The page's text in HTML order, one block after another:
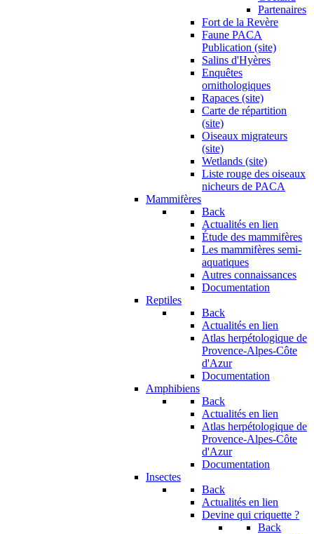
Partenaires
Fort de la Revère
Faune PACA
Publication (site)
Salins d'Hyères
Enquêtes
ornithologiques
Rapaces (site)
Carte de répartition
(site)
Oiseaux migrateurs
(site)
Wetlands (site)
Liste rouge des oiseaux
nicheurs de PACA
Mammifères
Back
Actualités en lien
Étude des mammifères
Les mammifères semi-
aquatiques
Autres connaissances
Documentation
Reptiles
Back
Actualités en lien
Atlas herpétologique de
Provence-Alpes-Côte
d'Azur
Documentation
Amphibiens
Back
Actualités en lien
Atlas herpétologique de
Provence-Alpes-Côte
d'Azur
Documentation
Insectes
Back
Actualités en lien
Devine qui criquette ?
Back